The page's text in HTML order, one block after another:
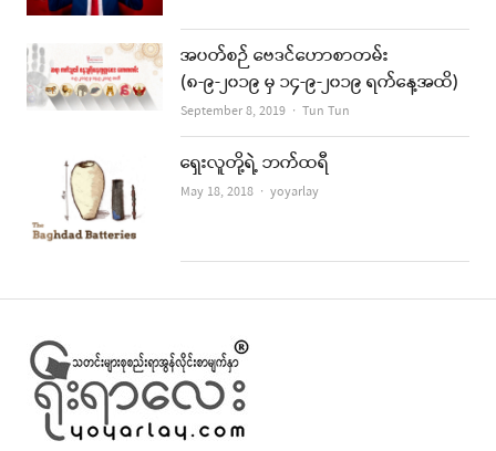
အပတ်စဉ် ဗေဒင်ဟောစာတမ်း
(၈-၉-၂၀၁၉ မှ ၁၄-၉-၂၀၁၉ ရက်နေ့အထိ)
September 8, 2019 Author
Tun Tun
ရှေးလူတို့ရဲ့ ဘက်ထရီ
May 18, 2018 Author
yoyarlay